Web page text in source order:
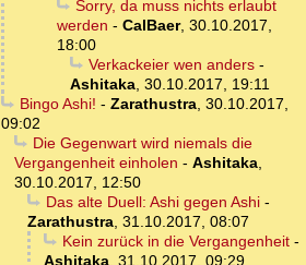
Sorry, da muss nichts erlaubt
werden - CalBaer, 30.10.2017,
18:00
Verkackeier wen anders-
Ashitaka, 30.10.2017, 19:11
Bingo Ashi! - Zarathustra, 30.10.2017,
09:02
Die Gegenwart wird niemals die
Vergangenheit einholen - Ashitaka,
30.10.2017, 12:50
Das alte Duell: Ashi gegen Ashi-
Zarathustra, 31.10.2017, 08:07
Kein zurück in die Vergangenheit-
Ashitaka, 31.10.2017, 09:29